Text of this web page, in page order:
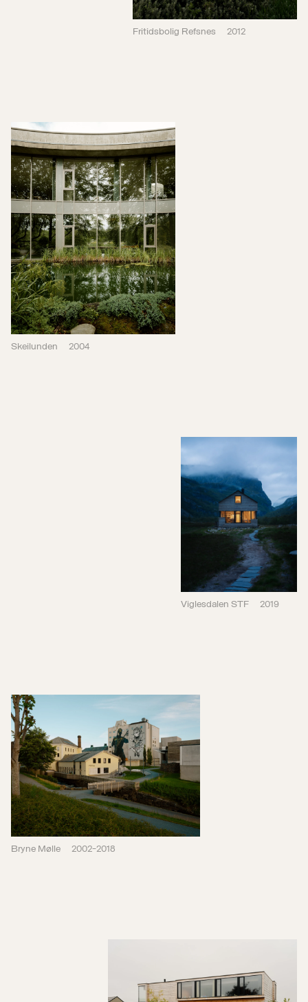
Skeilunden 2004
Viglesdalen STF 2019
Bryne Mølle 2002-2018